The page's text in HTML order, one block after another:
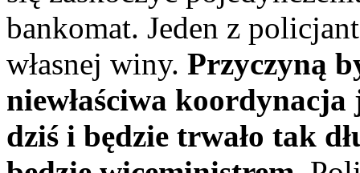
bankomat. Jeden z
własnej winy. Przyczyną
niewłaściwa koordynacja
dziś i będzie trwało tak